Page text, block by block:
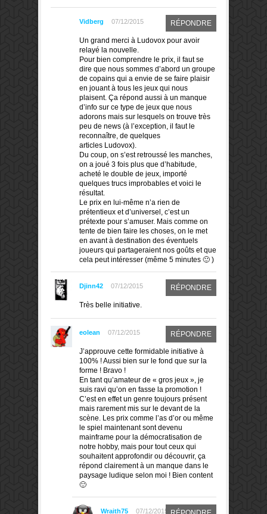
Vidberg 07/12/2015 RÉPONDRE
Un grand merci à Ludovox pour avoir
relayé la nouvelle.
Pour bien comprendre le prix, il faut se
dire que nous sommes d’abord un groupe
de copains qui a envie de se faire plaisir
en jouant à tous les jeux qui nous
plaisent. Ça répond aussi à un manque
d’info sur ce type de jeux que nous
adorons mais sur lesquels on trouve très
peu de news (à l’exception, il faut le
reconnaître, de quelques
articles Ludovox).
Du coup, on s’est retroussé les manches,
on a joué 3 fois plus que d’habitude,
acheté le double de jeux, importé
quelques trucs improbables et voici le
résultat.
Le prix en lui-même n’a rien de
prétentieux et d’universel, c’est un
prétexte pour s’amuser. Mais comme on
tente de bien faire les choses, on le met
en avant à destination des éventuels
joueurs qui partageraient nos goûts et que
cela peut intéresser (même 5 minutes 🙂 )
Djinn42 07/12/2015 RÉPONDRE
Très belle initiative.
eolean 07/12/2015 RÉPONDRE
J’approuve cette formidable initiative à
100% ! Aussi bien sur le fond que sur la
forme ! Bravo !
En tant qu’amateur de « gros jeux », je
suis ravi qu’on en fasse la promotion !
C’est en effet un genre toujours présent
mais rarement mis sur le devant de la
scène. Les prix comme l’as d’or ou même
le spiel maintenant sont devenu
mainframe pour la démocratisation de
notre hobby, mais pour tout ceux qui
souhaitent approfondir ou découvrir, ça
répond clairement à un manque dans le
paysage ludique selon moi ! Bien content
🙂
Wraith75 07/12/2015